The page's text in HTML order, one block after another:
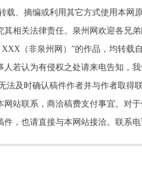
、摘编或利用其它方式使用本网
相关法律责任。泉州网欢迎各兄弟
（非泉州网）”的作品，均转载
若认为有侵权之处请来电告知，我
法及时确认稿件作者并与作者取得
网站联系，商洽稿费支付事宜。对
，也请直接与本网站接洽。联系电